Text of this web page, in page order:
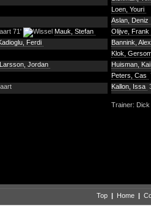
71'
Mauk, Stefan
Ferdi
Larsson, Jordan
Loen, Youri
Aslan, Deniz
Olijve, Frank
Bannink,
Klok,
Huisman,
Peters, Cas
Kallon, Issa
Trainer:
Top | Home |